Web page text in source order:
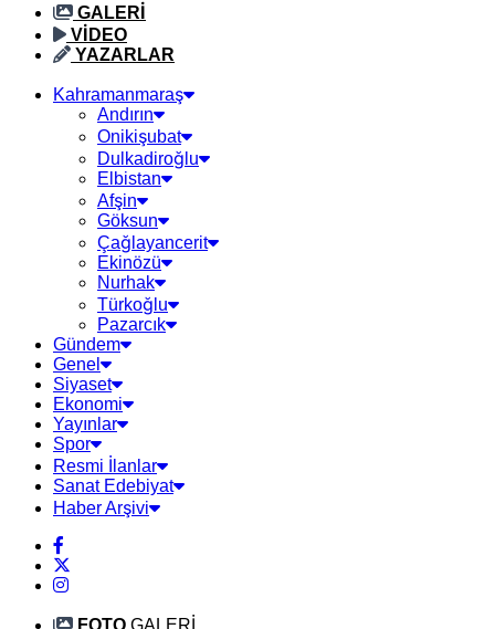
GALERİ
VİDEO
YAZARLAR
Kahramanmaraş
Andırın
Onikişubat
Dulkadiroğlu
Elbistan
Afşin
Göksun
Çağlayancerit
Ekinözü
Nurhak
Türkoğlu
Pazarcık
Gündem
Genel
Siyaset
Ekonomi
Yayınlar
Spor
Resmi İlanlar
Sanat Edebiyat
Haber Arşivi
FOTO GALERİ